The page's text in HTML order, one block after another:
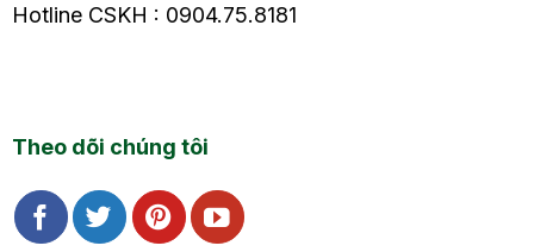
Hotline CSKH : 0904.75.8181
Theo dõi chúng tôi